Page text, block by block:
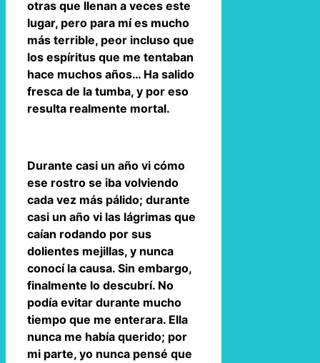
otras que llenan a veces este
lugar, pero para mí es mucho
más terrible, peor incluso que
los espíritus que me tentaban
hace muchos años… Ha salido
fresca de la tumba, y por eso
resulta realmente mortal.
Durante casi un año vi cómo
ese rostro se iba volviendo
cada vez más pálido; durante
casi un año vi las lágrimas que
caían rodando por sus
dolientes mejillas, y nunca
conocí la causa. Sin embargo,
finalmente lo descubrí. No
podía evitar durante mucho
tiempo que me enterara. Ella
nunca me había querido; por
mi parte, yo nunca pensé que